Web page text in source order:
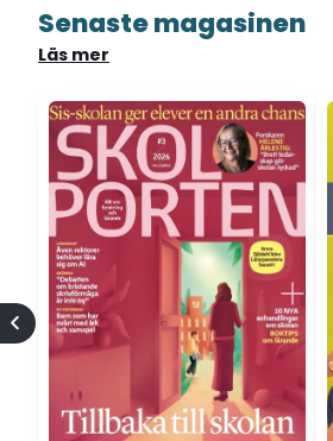
Senaste magasinen
Läs mer